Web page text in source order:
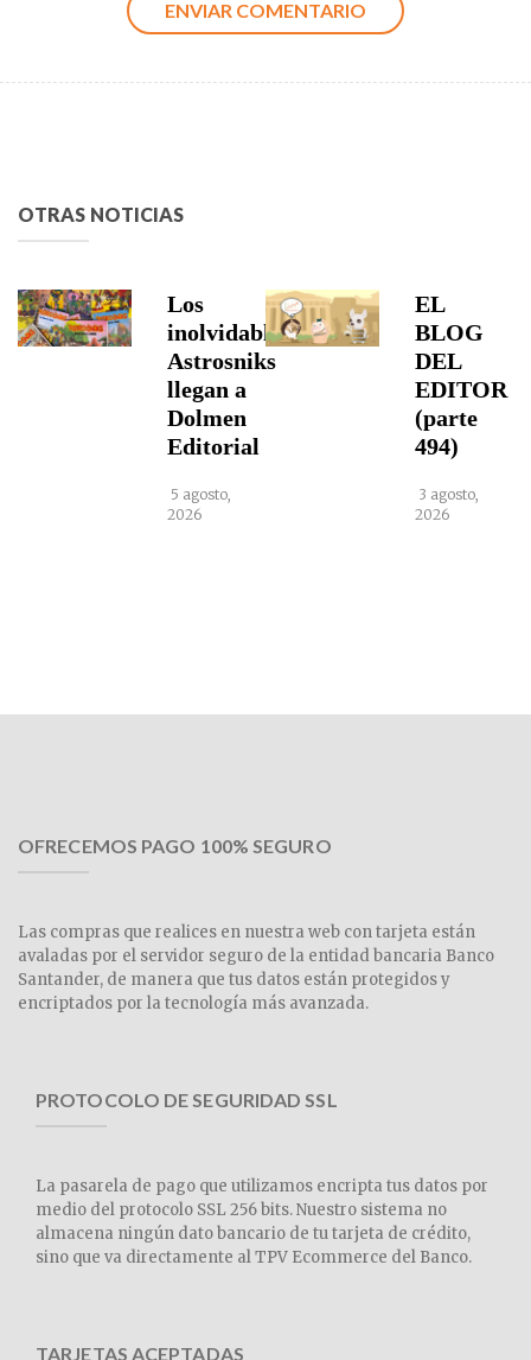
OTRAS NOTICIAS
Los
inolvidables
Astrosniks
llegan a
Dolmen
Editorial
5 agosto,
2026
EL
BLOG
DEL
EDITOR
(parte
494)
3 agosto,
2026
OFRECEMOS PAGO 100% SEGURO
Las compras que realices en nuestra web con tarjeta están
avaladas por el servidor seguro de la entidad bancaria Banco
Santander, de manera que tus datos están protegidos y
encriptados por la tecnología más avanzada.
PROTOCOLO DE SEGURIDAD SSL
La pasarela de pago que utilizamos encripta tus datos por
medio del protocolo SSL 256 bits. Nuestro sistema no
almacena ningún dato bancario de tu tarjeta de crédito,
sino que va directamente al TPV Ecommerce del Banco.
TARJETAS ACEPTADAS